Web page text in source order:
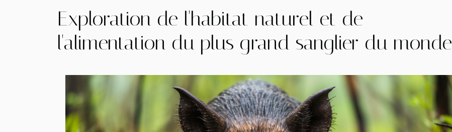
Exploration de l'habitat naturel et de
l'alimentation du plus grand sanglier du monde